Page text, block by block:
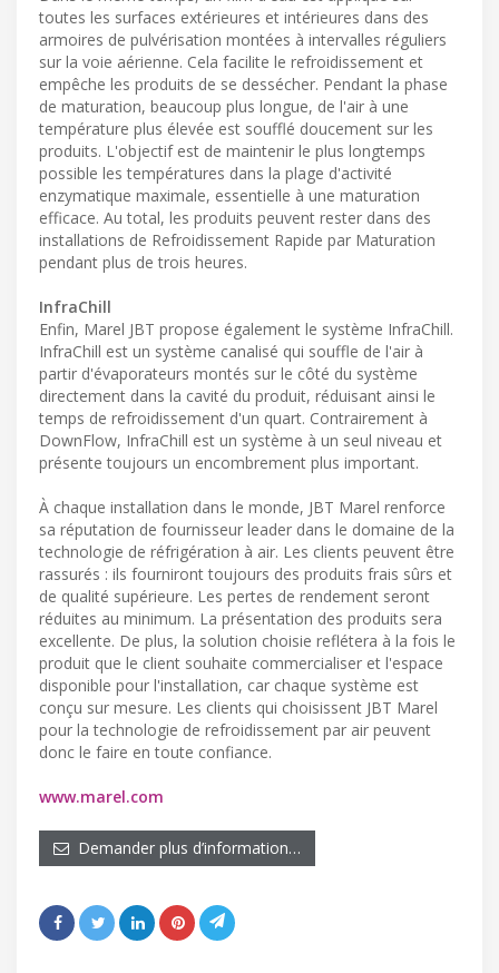
toutes les surfaces extérieures et intérieures dans des
armoires de pulvérisation montées à intervalles réguliers
sur la voie aérienne. Cela facilite le refroidissement et
empêche les produits de se dessécher. Pendant la phase
de maturation, beaucoup plus longue, de l'air à une
température plus élevée est soufflé doucement sur les
produits. L'objectif est de maintenir le plus longtemps
possible les températures dans la plage d'activité
enzymatique maximale, essentielle à une maturation
efficace. Au total, les produits peuvent rester dans des
installations de Refroidissement Rapide par Maturation
pendant plus de trois heures.
InfraChill
Enfin, Marel JBT propose également le système InfraChill.
InfraChill est un système canalisé qui souffle de l'air à
partir d'évaporateurs montés sur le côté du système
directement dans la cavité du produit, réduisant ainsi le
temps de refroidissement d'un quart. Contrairement à
DownFlow, InfraChill est un système à un seul niveau et
présente toujours un encombrement plus important.
À chaque installation dans le monde, JBT Marel renforce
sa réputation de fournisseur leader dans le domaine de la
technologie de réfrigération à air. Les clients peuvent être
rassurés : ils fourniront toujours des produits frais sûrs et
de qualité supérieure. Les pertes de rendement seront
réduites au minimum. La présentation des produits sera
excellente. De plus, la solution choisie reflétera à la fois le
produit que le client souhaite commercialiser et l'espace
disponible pour l'installation, car chaque système est
conçu sur mesure. Les clients qui choisissent JBT Marel
pour la technologie de refroidissement par air peuvent
donc le faire en toute confiance.
www.marel.com
Demander plus d’information…